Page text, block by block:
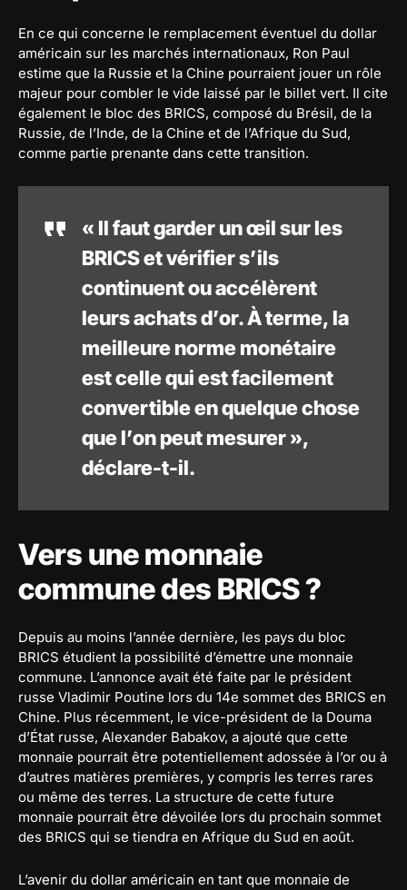
En ce qui concerne le remplacement éventuel du dollar
américain sur les marchés internationaux, Ron Paul
estime que la Russie et la Chine pourraient jouer un rôle
majeur pour combler le vide laissé par le billet vert. Il cite
également le bloc des BRICS, composé du Brésil, de la
Russie, de l’Inde, de la Chine et de l’Afrique du Sud,
comme partie prenante dans cette transition.
« Il faut garder un œil sur les
BRICS et vérifier s’ils
continuent ou accélèrent
leurs achats d’or. À terme, la
meilleure norme monétaire
est celle qui est facilement
convertible en quelque chose
que l’on peut mesurer »,
déclare-t-il.
Vers une monnaie
commune des BRICS ?
Depuis au moins l’année dernière, les pays du bloc
BRICS étudient la possibilité d’émettre une monnaie
commune. L’annonce avait été faite par le président
russe Vladimir Poutine lors du 14e sommet des BRICS en
Chine. Plus récemment, le vice-président de la Douma
d’État russe, Alexander Babakov, a ajouté que cette
monnaie pourrait être potentiellement adossée à l’or ou à
d’autres matières premières, y compris les terres rares
ou même des terres. La structure de cette future
monnaie pourrait être dévoilée lors du prochain sommet
des BRICS qui se tiendra en Afrique du Sud en août.
L’avenir du dollar américain en tant que monnaie de